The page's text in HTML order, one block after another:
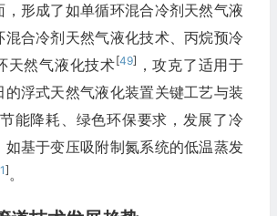
，形成了如单循环混合冷剂天然气液
混合冷剂天然气液化技术、丙烷预冷
天然气液化技术[49] ，攻克了适用于
的浮式天然气液化装置关键工艺与装
能降耗、绿色环保要求，发展了冷
如基于变压吸附制氮系统的低温蒸发
]。